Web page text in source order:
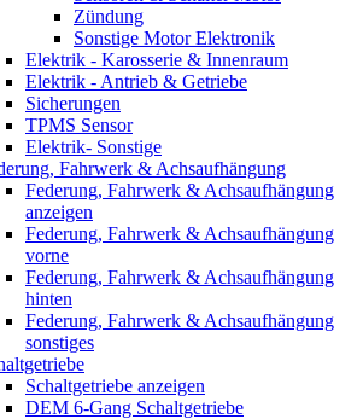
Zündung
Sonstige Motor Elektronik
Elektrik - Karosserie & Innenraum
Elektrik - Antrieb & Getriebe
Sicherungen
TPMS Sensor
Elektrik- Sonstige
Fahrwerk & Achsaufhängung
Federung, Fahrwerk & Achsaufhängung
anzeigen
Federung, Fahrwerk & Achsaufhängung
vorne
Federung, Fahrwerk & Achsaufhängung
hinten
Federung, Fahrwerk & Achsaufhängung
sonstiges
Schaltgetriebe anzeigen
DEM 6-Gang Schaltgetriebe